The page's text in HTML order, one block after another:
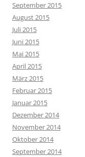
September 2015
August 2015
Juli 2015
Juni 2015
Mai 2015
April 2015
März 2015
Februar 2015
Januar 2015
Dezember 2014
November 2014
Oktober 2014
September 2014